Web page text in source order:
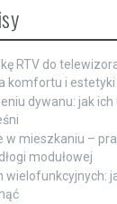
RTV do
komfortu i estetyki
dywanu: jak
w mieszkaniu –
modułowej
wielofunkcyjnych: